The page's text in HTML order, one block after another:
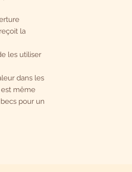
la
les utiliser
dans les
est même
pour un